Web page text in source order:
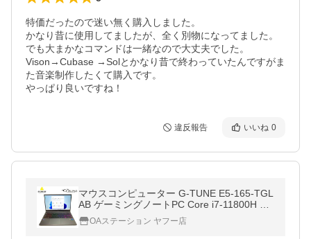
特価だったので迷い無く購入しました。
かなり昔に使用してましたが、全く別物になってました。
でも大まかなコマンドは一緒なので大丈夫でした。
Vison→Cubase →Solとかなり昔で終わっていたんですがま
た音楽制作したくて購入です。
やっぱり良いですね！
違反報告 いいね 0
マウスコンピューター G-TUNE E5-165-TGL
AB ゲーミングノートPC Core i7-11800H メ
モリ32GB SSD1TB GeForce RTX3060 15.6
インチ WQHD 165Hz Windows11Pro
OAステーション ヤフー店